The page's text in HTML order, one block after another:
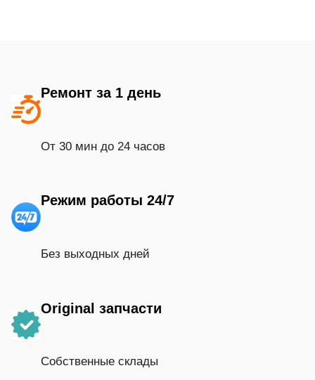
Ремонт за 1 день
От 30 мин до 24 часов
Режим работы 24/7
Без выходных дней
Original запчасти
Собственные склады